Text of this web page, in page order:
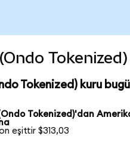
Tokenized) kuru
Tokenized)'dan
eşittir $313,03